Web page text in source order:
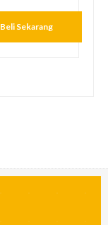
Beli Sekarang